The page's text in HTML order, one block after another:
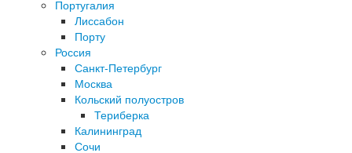
Португалия
Лиссабон
Порту
Россия
Санкт-Петербург
Москва
Кольский полуостров
Териберка
Калининград
Сочи